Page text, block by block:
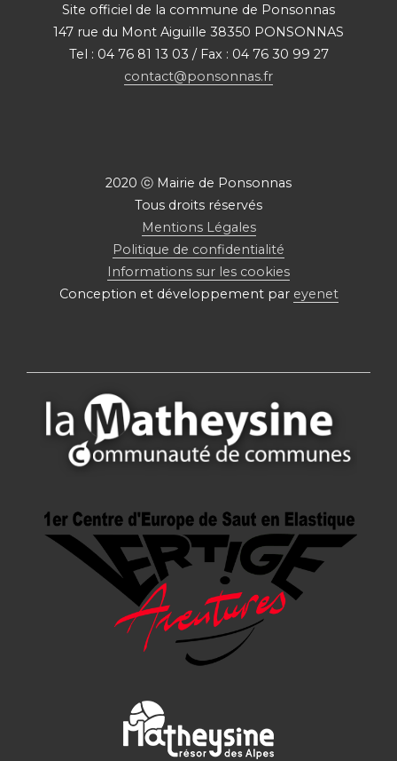
Site officiel de la commune de Ponsonnas
147 rue du Mont Aiguille 38350 PONSONNAS
Tel : 04 76 81 13 03 / Fax : 04 76 30 99 27
contact@ponsonnas.fr
2020 ⓒ Mairie de Ponsonnas
Tous droits réservés
Mentions Légales
Politique de confidentialité
Informations sur les cookies
Conception et développement par eyenet